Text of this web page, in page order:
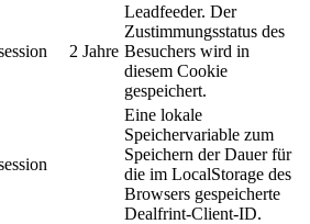
2 Jahre
Leadfeeder. Der
Zustimmungsstatus des
Besuchers wird in
diesem Cookie
gespeichert.
Eine lokale
Speichervariable zum
Speichern der Dauer für
die im LocalStorage des
Browsers gespeicherte
Dealfrint-Client-ID.